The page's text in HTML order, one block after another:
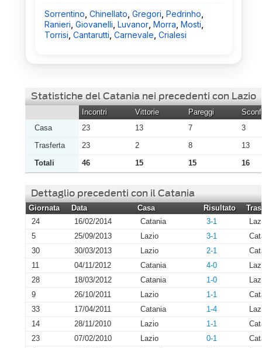
Sorrentino Chinellato Gregori Pedrinho
Ranieri Giovanelli Luvanor Morra Mosti
Torrisi Cantarutti Carnevale Crialesi
Statistiche del Catania nei precedenti con Lazio
Incontri Vittorie Pareggi
Casa
23 13 7
3
Trasferta
23 2 8
13
Totali
46 15 15 16
Dettaglio precedenti con il Catania
Giornata Data Casa Risultato
24
16/02/2014 Catania 3-1
5
25/09/2013 Lazio 3-1
30
30/03/2013 Lazio 2-1
11
04/11/2012 Catania 4-0
28
18/03/2012 Catania 1-0
9
26/10/2011 Lazio 1-1
33
17/04/2011 Catania 1-4
14
28/11/2010 Lazio 1-1
23
07/02/2010 Lazio 0-1